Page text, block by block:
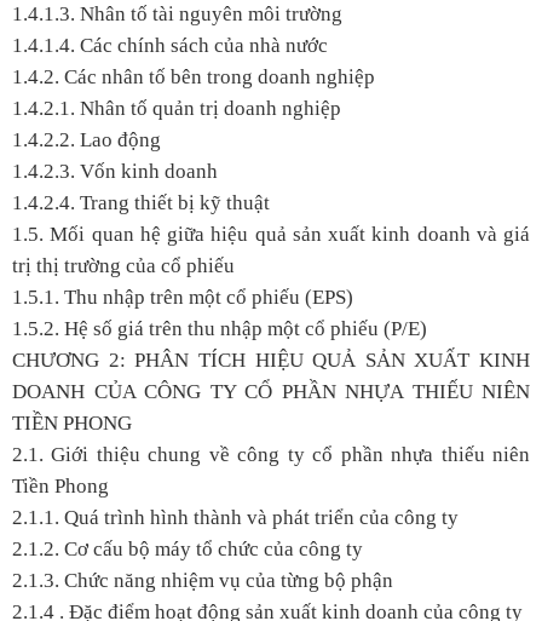
1.4.1.3. Nhân tố tài nguyên môi trường
1.4.1.4. Các chính sách của nhà nước
1.4.2. Các nhân tố bên trong doanh nghiệp
1.4.2.1. Nhân tố quản trị doanh nghiệp
1.4.2.2. Lao động
1.4.2.3. Vốn kinh doanh
1.4.2.4. Trang thiết bị kỹ thuật
1.5. Mối quan hệ giữa hiệu quả sản xuất kinh doanh và giá
trị thị trường của cổ phiếu
1.5.1. Thu nhập trên một cổ phiếu (EPS)
1.5.2. Hệ số giá trên thu nhập một cổ phiếu (P/E)
CHƯƠNG 2: PHÂN TÍCH HIỆU QUẢ SẢN XUẤT KINH
DOANH CỦA CÔNG TY CỔ PHẦN NHỰA THIẾU NIÊN
TIỀN PHONG
2.1. Giới thiệu chung về công ty cổ phần nhựa thiếu niên
Tiền Phong
2.1.1. Quá trình hình thành và phát triển của công ty
2.1.2. Cơ cấu bộ máy tổ chức của công ty
2.1.3. Chức năng nhiệm vụ của từng bộ phận
2.1.4 . Đặc điểm hoạt động sản xuất kinh doanh của công ty